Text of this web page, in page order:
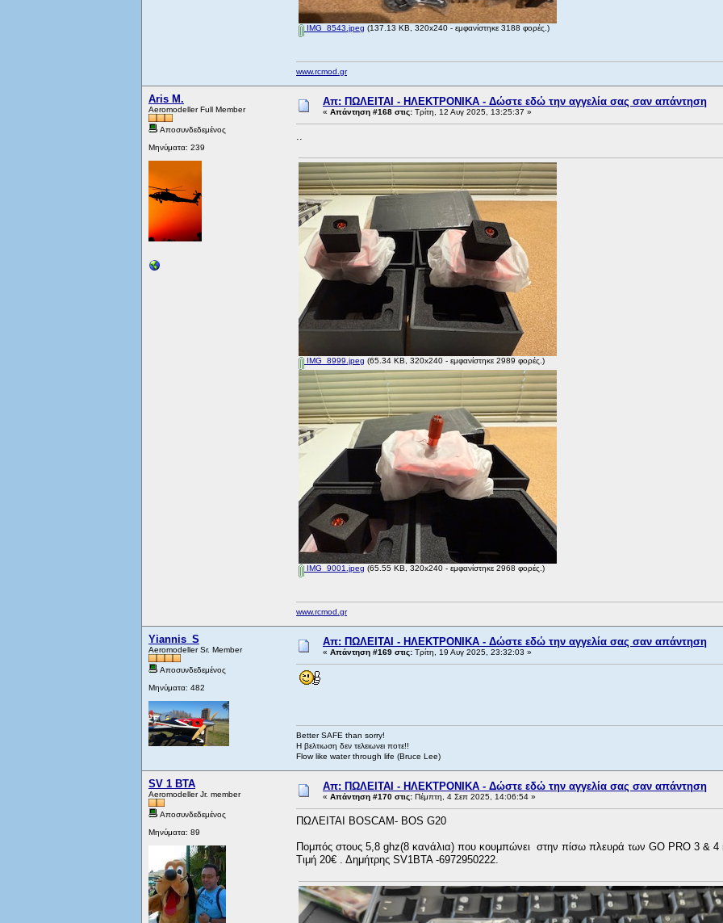
IMG_8543.jpeg (137.13 KB, 320x240 - εμφανίστηκε 3188 φορές.)
www.rcmod.gr
Aris M.
Aeromodeller Full Member
Αποσυνδεδεμένος
Μηνύματα: 239
Απ: ΠΩΛΕΙΤΑΙ - ΗΛΕΚΤΡΟΝΙΚΑ - Δώστε εδώ την αγγελία σας σαν απάντηση
« Απάντηση #168 στις: Τρίτη, 12 Αυγ 2025, 13:25:37 »
IMG_8999.jpeg (65.34 KB, 320x240 - εμφανίστηκε 2989 φορές.)
IMG_9001.jpeg (65.55 KB, 320x240 - εμφανίστηκε 2968 φορές.)
www.rcmod.gr
Yiannis_S
Aeromodeller Sr. Member
Αποσυνδεδεμένος
Μηνύματα: 482
Απ: ΠΩΛΕΙΤΑΙ - ΗΛΕΚΤΡΟΝΙΚΑ - Δώστε εδώ την αγγελία σας σαν απάντηση
« Απάντηση #169 στις: Τρίτη, 19 Αυγ 2025, 23:32:03 »
Better SAFE than sorry!
Η βελτιωση δεν τελειωνει ποτε!!
Flow like water through life (Bruce Lee)
SV 1 BTA
Aeromodeller Jr. member
Αποσυνδεδεμένος
Μηνύματα: 89
Απ: ΠΩΛΕΙΤΑΙ - ΗΛΕΚΤΡΟΝΙΚΑ - Δώστε εδώ την αγγελία σας σαν απάντηση
« Απάντηση #170 στις: Πέμπτη, 4 Σεπ 2025, 14:06:54 »
ΠΩΛΕΙΤΑΙ BOSCAM- BOS G20
Πομπός στους 5,8 ghz(8 κανάλια) που κουμπώνει στην πίσω πλευρά των GO PRO 3 & 4
Τιμή 20€ . Δημήτρης SV1BTA -6972950222.